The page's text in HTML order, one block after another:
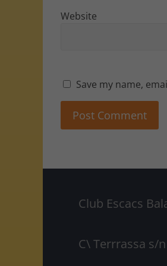
Website
Save my name,
Club Escacs
C\ Terrrassa s/